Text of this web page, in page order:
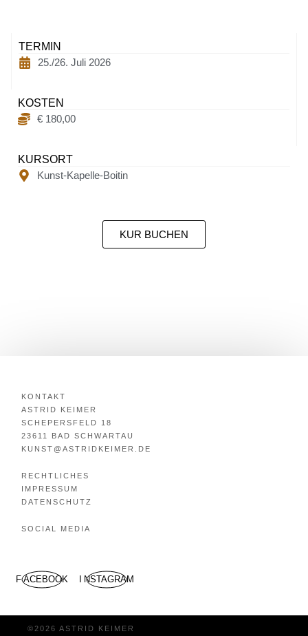
TERMIN
25./26. Juli 2026
KOSTEN
€ 180,00
KURSORT
Kunst-Kapelle-Boitin
KUR BUCHEN
KONTAKT
ASTRID KEIMER
SCHEPERSFELD 18
23611 BAD SCHWARTAU
KUNST@ASTRIDKEIMER.DE
RECHTLICHES
IMPRESSUM
DATENSCHUTZ
SOCIAL MEDIA
FACEBOOK INSTAGRAM
©2026 ASTRID KEIMER